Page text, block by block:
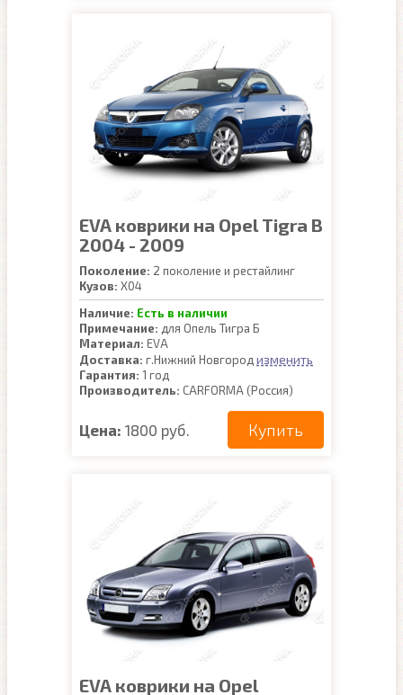
EVA коврики на Opel Tigra B
2004 - 2009
Поколение: 2 поколение и рестайлинг
Кузов: X04
Наличие: Есть в наличии
Примечание: для Опель Тигра Б
Материал: EVA
Доставка: г.Нижний Новгород изменить
Гарантия: 1 год
Производитель: CARFORMA (Россия)
Цена: 1800 руб. Купить
EVA коврики на Opel